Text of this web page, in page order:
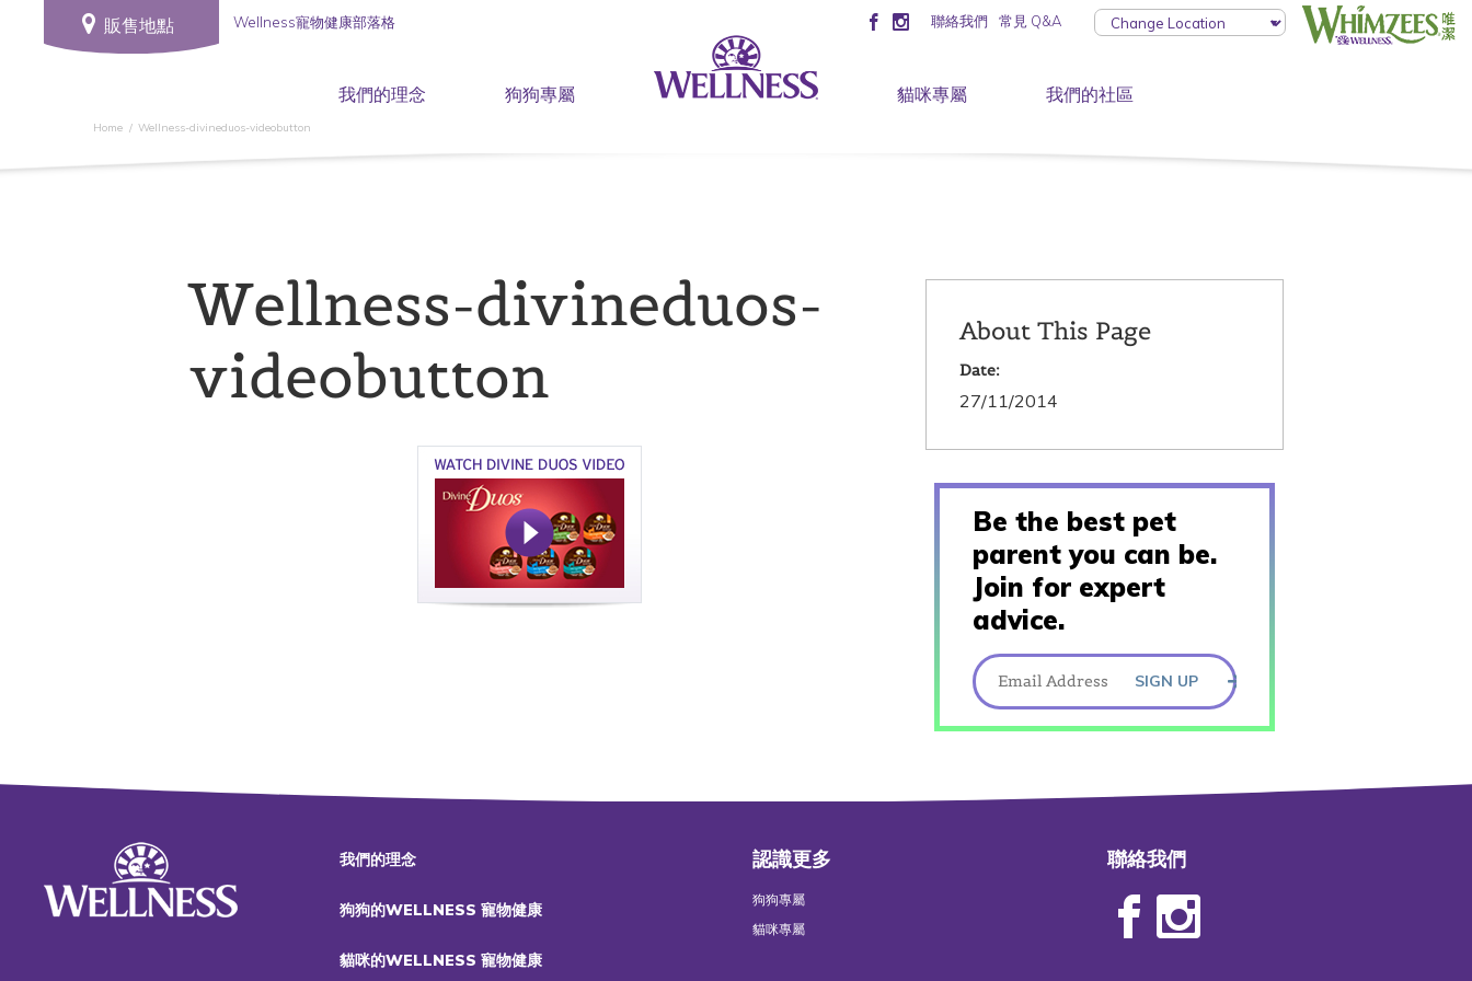
販售地點 Wellness寵物健康部落格 聯絡我們 常見 Q&A
我們的理念 狗狗專屬 貓咪專屬 我們的社區
Home Wellness-divineduos-videobutton
Wellness-divineduos-
videobutton
About This Page
Date:
27/11/2014
Be the best pet
parent you can be.
Join for expert
advice.
SIGN UP
我們的理念
狗狗的WELLNESS 寵物健康
貓咪的WELLNESS 寵物健康
認識更多
狗狗專屬
貓咪專屬
聯絡我們